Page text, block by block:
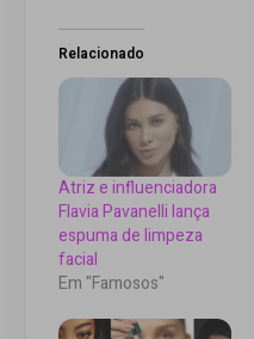
Relacionado
Atriz e influenciadora
Flavia Pavanelli lança
espuma de limpeza
facial
Em "Famosos"